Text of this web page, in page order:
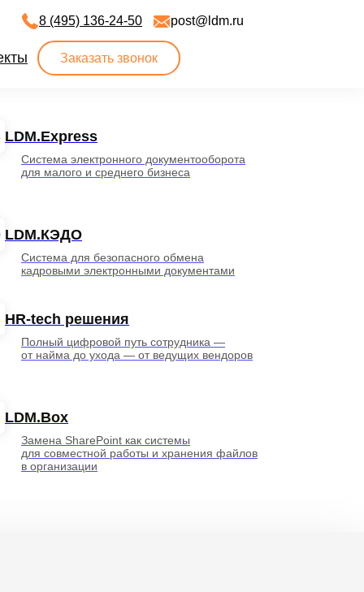
8 (495) 136-24-50 post@ldm.ru
Заказать звонок
LDM.Box
Замена SharePoint как системы
для совместной работы и хранения файлов
в организации
HR-tech решения
Полный цифровой путь сотрудника —
от найма до ухода — от ведущих вендоров
LDM.КЭДО
Система для безопасного обмена
кадровыми электронными документами
LDM.Express
Система электронного документооборота
для малого и среднего бизнеса